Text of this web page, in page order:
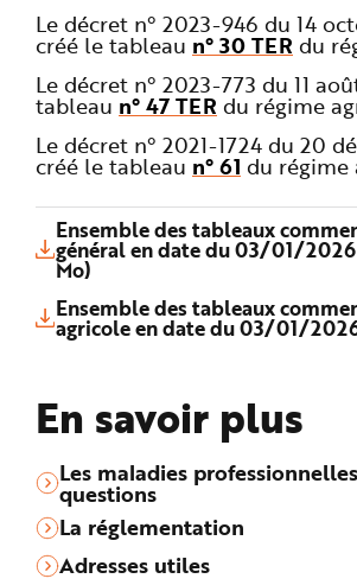
Le décret n° 2023-946 du 14
créé le tableau n° 30 TER du
Le décret n° 2023-773 du 11
tableau n° 47 TER du régime
Le décret n° 2021-1724 du 20
créé le tableau n° 61 du régime
Ensemble des tableaux
général en date du 03/01/
Mo)
Ensemble des tableaux
agricole en date du 03/01/
En savoir plus
Les maladies
questions
La réglementation
Adresses utiles